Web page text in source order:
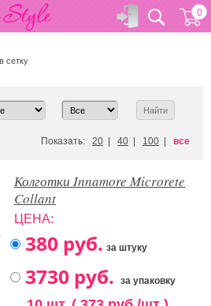
0
сетку
Показать: 20 40 100 все
Колготки Innamore Microrete
Collant
ЦЕНА:
за штуку
за упаковку